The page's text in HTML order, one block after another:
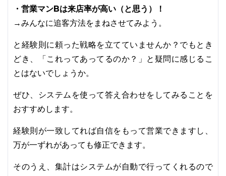
・営業マンBは来店率が高い（と思う）！
→みんなに追客方法をまねさせてみよう。
と経験則に頼った戦略を立てていませんか？でもとき
どき、「これってあってるのか？」と疑問に感じるこ
とはないでしょうか。
ぜひ、システムを使って答え合わせをしてみることを
おすすめします。
経験則が一致してれば自信をもって営業できますし、
万が一ずれがあっても修正できます。
そのうえ、集計はシステムが自動で行ってくれるので